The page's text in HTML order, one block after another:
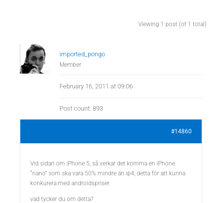
Viewing 1 post (of 1 total)
imported_pongo
Member
February 16, 2011 at 09:06
Post count: 893
#14860
Vid sidan om iPhone 5, så verkar det komma en iPhone
“nano” som ska vara 50% mindre än ip4, detta för att kunna
konkurera med androidspriser.
vad tycker du om detta?